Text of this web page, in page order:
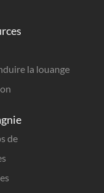
la louange
de